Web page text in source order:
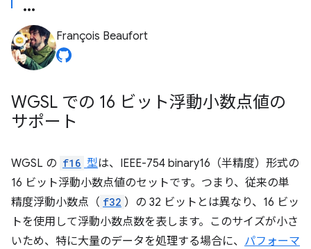
François Beaufort
WGSL での 16 ビット浮動小数点値の
サポート
WGSL の f16 型は、IEEE-754 binary16（半精度）形式の
16 ビット浮動小数点値のセットです。つまり、従来の単
精度浮動小数点（ f32 ）の 32 ビットとは異なり、16 ビッ
トを使用して浮動小数点数を表します。このサイズが小さ
いため、特に大量のデータを処理する場合に、 パフォーマ